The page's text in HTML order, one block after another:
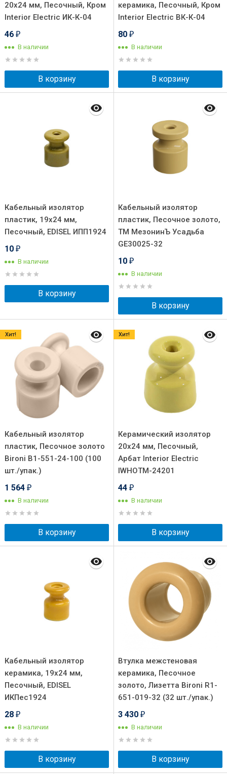
20х24 мм, Песочный, Кром
Interior Electric ИК-К-04
46 ₽
В наличии
В корзину
керамика, Песочный, Кром
Interior Electric ВК-К-04
80 ₽
В наличии
В корзину
Кабельный изолятор
пластик, 19х24 мм,
Песочный, EDISEL ИПП1924
10 ₽
В наличии
В корзину
Кабельный изолятор
пластик, Песочное золото,
ТМ МезонинЪ Усадьба
GE30025-32
10 ₽
В наличии
В корзину
Кабельный изолятор
пластик, Песочное золото
Bironi B1-551-24-100 (100
шт./упак.)
1 564 ₽
В наличии
В корзину
Хит!
Керамический изолятор
20х24 мм, Песочный,
Арбат Interior Electric
IWHOTM-24201
44 ₽
В наличии
В корзину
Хит!
Кабельный изолятор
керамика, 19х24 мм,
Песочный, EDISEL
ИКПес1924
28 ₽
В наличии
В корзину
Втулка межстеновая
керамика, Песочное
золото, Лизетта Bironi R1-
651-019-32 (32 шт./упак.)
3 430 ₽
В наличии
В корзину